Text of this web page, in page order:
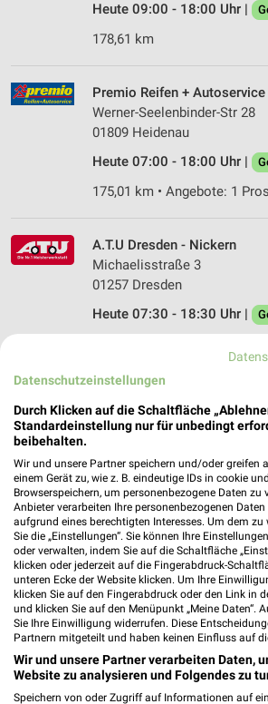
Heute 09:00 - 18:00 Uhr |
178,61 km
Premio Reifen +
Werner-Seelenbinder-Str 28
01809 Heidenau
Heute 07:00 - 18:00 Uhr |
175,01 km • Angebote: 1
A.T.U Dresden - Nickern
Michaelisstraße 3
01257 Dresden
Heute 07:30 - 18:30 Uhr |
Köhlerstraße 16A
01239 Dresden
Heute 08:00 - 18:00 Uhr |
170,70 km • Angebote: 1
Louis GIGAStore Dresden
Nickerner Weg 5
01257 Dresden
Heute 09:00 - 19:00 Uhr |
Datenschutzeinstellungen
Durch Klicken auf die Schaltfläche
Standardeinstellung nur für unbedingt
beibehalten.
Wir und unsere Partner speichern und/oder greifen
einem Gerät zu, wie z. B. eindeutige IDs in cookie
Browserspeichern, um personenbezogene Daten zu
Anbieter verarbeiten Ihre personenbezogenen
aufgrund eines berechtigten Interesses. Um dem zu
Sie die „Einstellungen“. Sie können Ihre
oder verwalten, indem Sie auf die Schaltfläche
klicken oder jederzeit auf die Fingerabdruck-
unteren Ecke der Website klicken. Um Ihre
klicken Sie auf den Fingerabdruck oder den Link in
und klicken Sie auf den Menüpunkt „Meine Daten“.
Sie Ihre Einwilligung widerrufen. Diese
Partnern mitgeteilt und haben keinen Einfluss auf
Wir und unsere Partner verarbeiten Daten,
Website zu analysieren und Folgendes zu
Speichern von oder Zugriff auf Informationen auf